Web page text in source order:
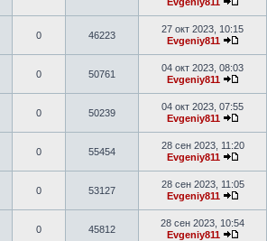
0 46223
27 окт 2023, 10:15
Evgeniy811
0 50761
04 окт 2023, 08:03
Evgeniy811
0 50239
04 окт 2023, 07:55
Evgeniy811
0 55454
28 сен 2023, 11:20
Evgeniy811
0 53127
28 сен 2023, 11:05
Evgeniy811
0 45812
28 сен 2023, 10:54
Evgeniy811